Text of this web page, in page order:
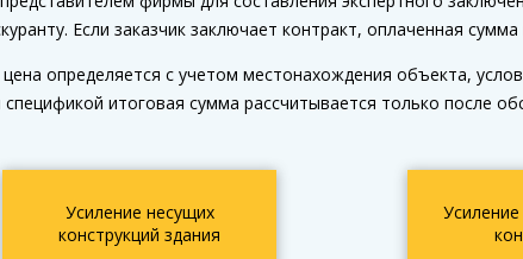
Если заказчик заключает контракт, оплаченная
определяется с учетом местонахождения объекта,
итоговая сумма рассчитывается только после
Усиление несущих
конструкций здания